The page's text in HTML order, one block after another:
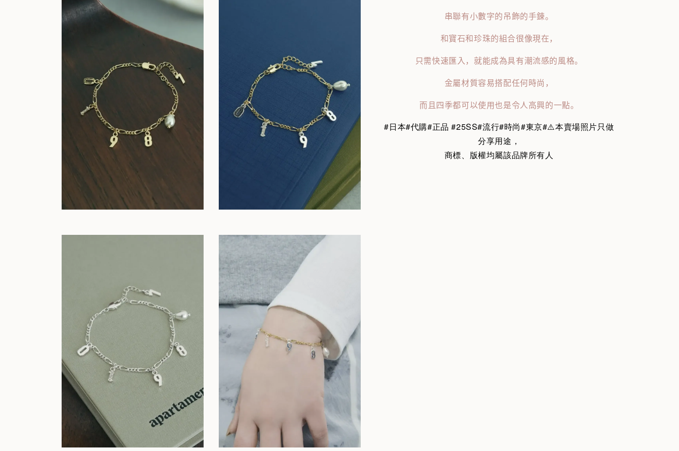
串聯有小數字的吊飾的手鍊。
和寶石和珍珠的組合很像現在，
只需快速匯入，就能成為具有潮流感的風格。
金屬材質容易搭配任何時尚，
而且四季都可以使用也是令人高興的一點。
#日本#代購#正品 #25SS#流行#時尚#東京#⚠️本賣場照片只做
分享用途，
商標、版權均屬該品牌所有人